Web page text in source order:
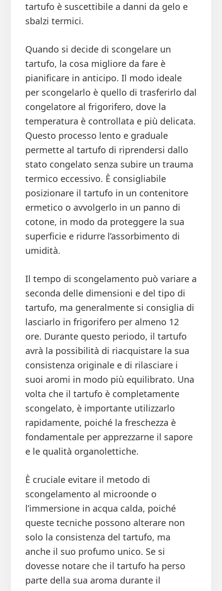
tartufo è suscettibile a danni da gelo e
sbalzi termici.
Quando si decide di scongelare un
tartufo, la cosa migliore da fare è
pianificare in anticipo. Il modo ideale
per scongelarlo è quello di trasferirlo dal
congelatore al frigorifero, dove la
temperatura è controllata e più delicata.
Questo processo lento e graduale
permette al tartufo di riprendersi dallo
stato congelato senza subire un trauma
termico eccessivo. È consigliabile
posizionare il tartufo in un contenitore
ermetico o avvolgerlo in un panno di
cotone, in modo da proteggere la sua
superficie e ridurre l’assorbimento di
umidità.
Il tempo di scongelamento può variare a
seconda delle dimensioni e del tipo di
tartufo, ma generalmente si consiglia di
lasciarlo in frigorifero per almeno 12
ore. Durante questo periodo, il tartufo
avrà la possibilità di riacquistare la sua
consistenza originale e di rilasciare i
suoi aromi in modo più equilibrato. Una
volta che il tartufo è completamente
scongelato, è importante utilizzarlo
rapidamente, poiché la freschezza è
fondamentale per apprezzarne il sapore
e le qualità organolettiche.
È cruciale evitare il metodo di
scongelamento al microonde o
l’immersione in acqua calda, poiché
queste tecniche possono alterare non
solo la consistenza del tartufo, ma
anche il suo profumo unico. Se si
dovesse notare che il tartufo ha perso
parte della sua aroma durante il